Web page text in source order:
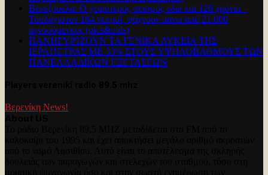
Βενεζουέλα: Ο χειρότερος σεισμός εδώ και 126 χρόνια –
Τουλάχιστον 164 νεκροί, ψάχνουν πάνω από 21.000
αγνοούμενους (pics&vids)
ΠΑΝΗΓΥΡΊΖΟΥΝ ΤΑ ΓΕΝΙΚΑ ΛΥΚΕΙΑ ΤΗΣ
ΙΕΡΑΠΕΤΡΑΣ ΜΕ 33% ΣΤΟΥΣ ΥΨΗΛΟΒΑΘΜΟΥΣ ΤΩΝ
ΠΑΝΕΛΛΑΔΙΚΩΝ ΕΞΕΤΑΣΕΩΝ
Βερενίκη News!